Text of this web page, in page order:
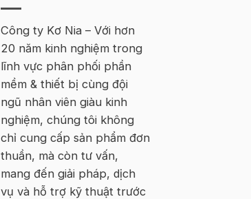
thép
–
Hà
MT
HØJGAARD
VIETNAM
Công ty Kơ Nia – Với hơn
20 năm kinh nghiệm trong
lĩnh vực phân phối phần
mềm & thiết bị cùng đội
ngũ nhân viên giàu kinh
nghiệm, chúng tôi không
chỉ cung cấp sản phẩm đơn
thuần, mà còn tư vấn,
mang đến giải pháp, dịch
vụ và hỗ trợ kỹ thuật trước